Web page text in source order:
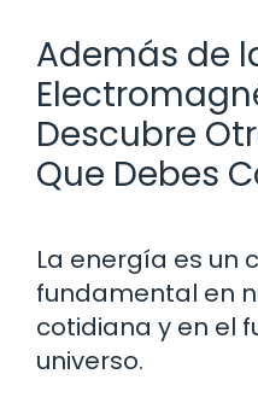
Además de
Descubre
Que Debes
La energía es un
fundamental en
cotidiana y en el
universo.